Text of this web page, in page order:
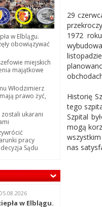
w Elblągu.
obowiązywać
miejskich
majątkowe
Włodzimierz
prawo żyć,
ukarani
pracy
Sądu
w Elblągu.
29
1972
Historię
tego
Szpital
mogą
nas